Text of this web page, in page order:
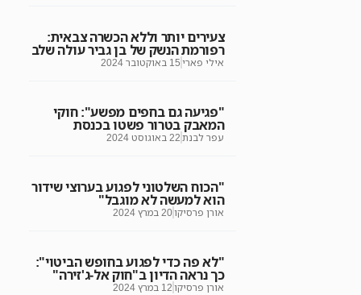
צעירים יותר וללא הכשרה צבאית:
רפורמת הנשק של בן גביר עולה שלב
אילי פארי 15 באוקטובר 2024
"פגיעה גם בחפים מפשע": חוקי
המאבק בטרור פשטו בכנסת
עפר לבנת22 באוגוסט 2024
"הכוח השלטוני לפגוע בערוצי שידור
הוא למעשה לא מוגבל"
אורן פרסיקו20 במרץ 2024
"לא פה כדי לפגוע בחופש הביטוי":
כך נראה הדיון ב"חוק אל-ג'זירה"
אורן פרסיקו 12 במרץ 2024